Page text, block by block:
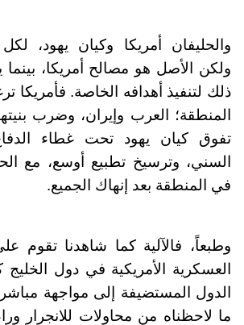
والحليفان أمريكا وكيان يهود،
ولكن الأصل هو مصالح أمريكا، بينما
ذلك لتنفيذ أهدافه الخاصة. فأمريكا
المنطقة؛ العرب وإيران، وضرب بنيتها
تفوق كيان يهود تحت غطاء
السني، وترسيخ تطبيع أوسع، مع
في المنطقة بعد إنهاك الجميع.
وطبعاً، فالآلية كما شاهدنا تقوم
العسكرية الأمريكية في دول
الدول المستضيفة إلى مواجهة
ما لاحظناه من محاولات للانجرار